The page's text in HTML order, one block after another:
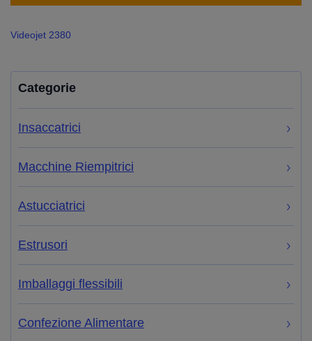
Videojet 2380
Categorie
Insaccatrici
Macchine Riempitrici
Astucciatrici
Estrusori
Imballaggi flessibili
Confezione Alimentare